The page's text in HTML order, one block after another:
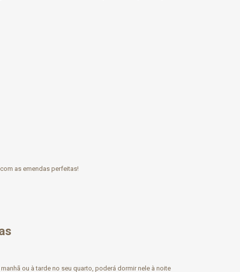
as emendas perfeitas!
ou à tarde no seu quarto, poderá dormir nele à noite